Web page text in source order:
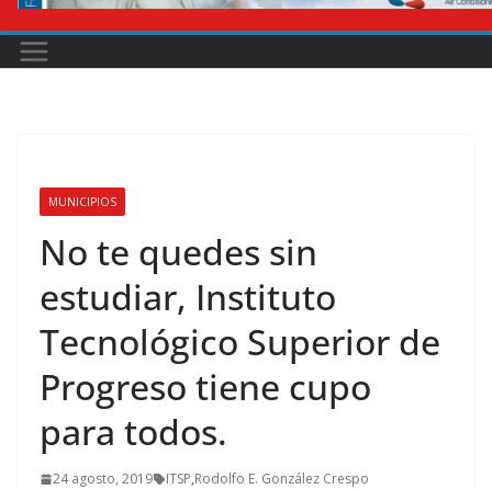
MUNICIPIOS
No te quedes sin
estudiar, Instituto
Tecnológico Superior de
Progreso tiene cupo
para todos.
24 agosto, 2019 ITSP,Rodolfo E. González Crespo